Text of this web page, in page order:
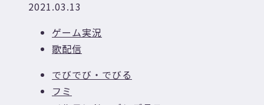
2021.03.13
ゲーム実況
歌配信
でびでび・でびる
フミ